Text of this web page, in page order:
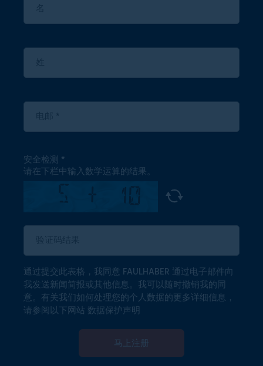
安全检测
请在下栏中输入数学运算的结果。
通过提交此表格，我同意 FAULHABER 通过电子邮件向
我发送新闻简报或其他信息。我可以随时撤销我的同
意。有关我们如何处理您的个人数据的更多详细信息，
请参阅以下网站 数据保护声明
马上注册